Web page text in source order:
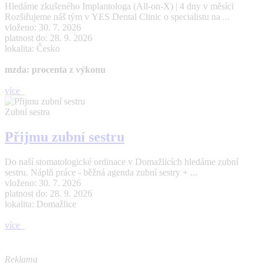
Hledáme zkušeného Implantologa (All-on-X) | 4 dny v měsíci
Rozšiřujeme náš tým v YES Dental Clinic o specialistu na ...
vloženo: 30. 7. 2026
platnost do: 28. 9. 2026
lokalita: Česko
mzda: procenta z výkonu
více
Zubní sestra
Přijmu zubní sestru
Do naší stomatologické ordinace v Domažlicích hledáme zubní
sestru. Náplň práce - běžná agenda zubní sestry + ...
vloženo: 30. 7. 2026
platnost do: 28. 9. 2026
lokalita: Domažlice
více
Reklama